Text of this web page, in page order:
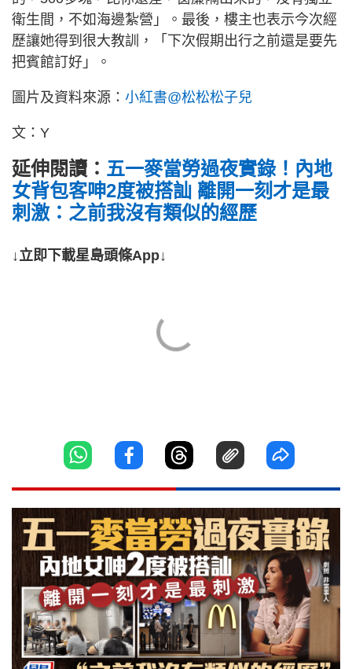
衛生間，不如海邊紮營」。最後，樓主也表示今次經
歷讓她得到很大教訓，「下次假期出行之前還是要先
把賓館訂好」。
圖片及資料來源： 小紅書@松松松子兒
文：Y
延伸閱讀： 五一麥當勞過夜實錄！內地
女背包客呻2度被搭訕 離開一刻才是最
刺激：之前我沒有類似的經歷
↓立即下載星島頭條App↓